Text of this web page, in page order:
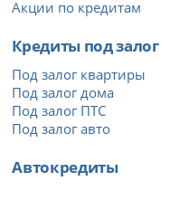
Акции по кредитам
Кредиты под залог
Под залог квартиры
Под залог дома
Под залог ПТС
Под залог авто
Автокредиты